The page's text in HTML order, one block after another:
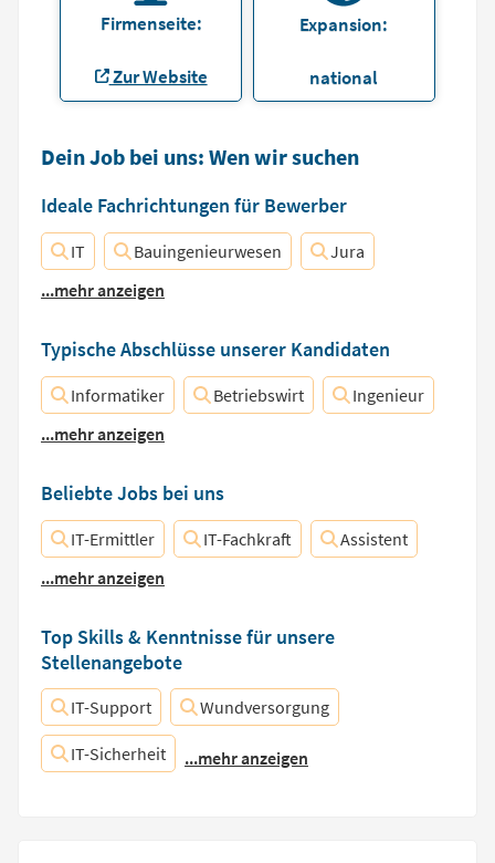
Firmenseite:
Zur Website
Expansion:
national
Dein Job bei uns: Wen wir suchen
Ideale Fachrichtungen für Bewerber
IT Bauingenieurwesen
Jura
...mehr anzeigen
Typische Abschlüsse unserer Kandidaten
Informatiker Betriebswirt
Ingenieur
...mehr anzeigen
Beliebte Jobs bei uns
IT-Ermittler IT-Fachkraft
Assistent
...mehr anzeigen
Top Skills & Kenntnisse für unsere
Stellenangebote
IT-Support Wundversorgung
IT-Sicherheit ...mehr anzeigen